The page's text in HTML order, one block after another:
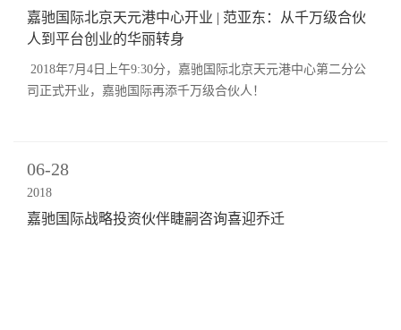
嘉驰国际北京天元港中心开业 | 范亚东：从千万级合伙
人到平台创业的华丽转身
2018年7月4日上午9:30分，嘉驰国际北京天元港中心第二分公
司正式开业，嘉驰国际再添千万级合伙人！
06-28
2018
嘉驰国际战略投资伙伴睫嗣咨询喜迎乔迁